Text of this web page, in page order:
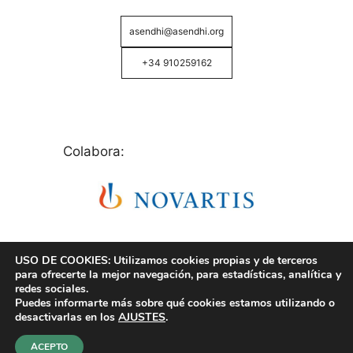
asendhi@asendhi.org
+34 910259162
Colabora:
© Copyright 2026 ASENDHI - Asociación de Enfermos
USO DE COOKIES: Utilizamos cookies propias y de terceros
para ofrecerte la mejor navegación, para estadísticas, analítica y
redes sociales.
Puedes informarte más sobre qué cookies estamos utilizando o
desactivarlas en los AJUSTES.
ACEPTO